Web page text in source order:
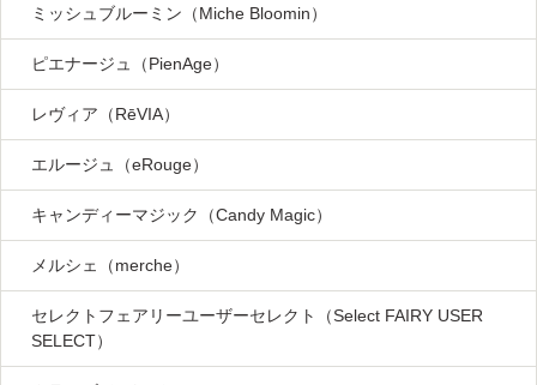
ミッシュブルーミン（Miche Bloomin）
ピエナージュ（PienAge）
レヴィア（RēVIA）
エルージュ（eRouge）
キャンディーマジック（Candy Magic）
メルシェ（merche）
セレクトフェアリーユーザーセレクト（Select FAIRY USER
SELECT）